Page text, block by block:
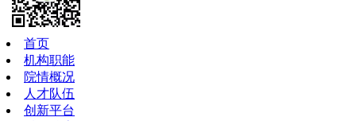
首页
机构职能
院情概况
人才队伍
创新平台